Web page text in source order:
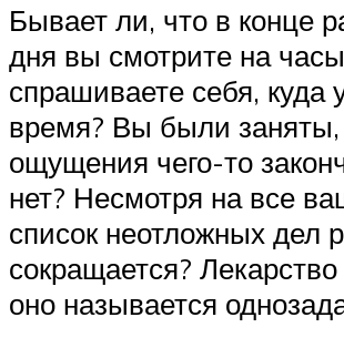
Бывает ли, что в конце
дня вы смотрите на
спрашиваете себя, куда
время? Вы были
ощущения чего-то
нет? Несмотря на все
список неотложных дел
сокращается?
оно называется